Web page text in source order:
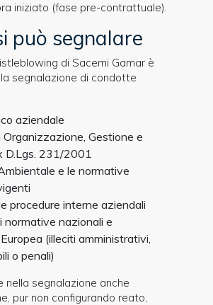
iniziato (fase pre-contrattuale).
può segnalare
di Sacemi Gamar è
segnalazione di condotte
aziendale
Organizzazione, Gestione e
D.Lgs. 231/2001
e le normative
procedure interne aziendali
normative nazionali e
(illeciti amministrativi,
o penali)
nella segnalazione anche
pur non configurando reato,